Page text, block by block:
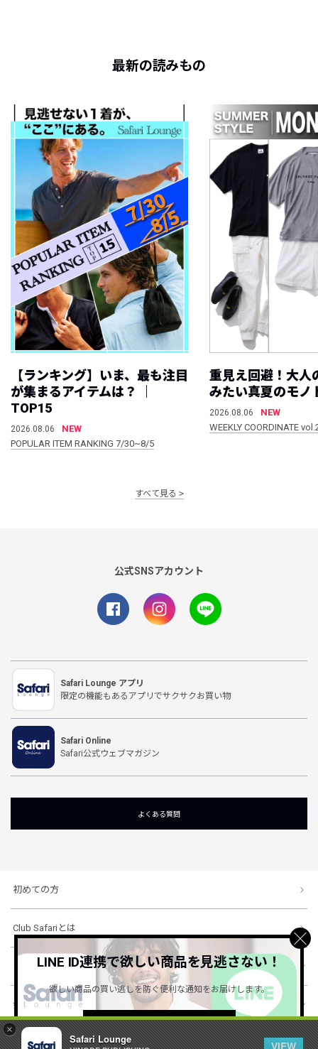
×
Safari Lounge
VIEW
最新の読みもの
【ランキング】いま、最も注目
が集まるアイテムは？ ｜
TOP15
2026.08.06
NEW
POPULAR ITEM RANKING 7/30~8/5
重見え回避！大人
みたい真夏のモノ
2026.08.06
NEW
WEEKLY COORDINATE
すべて見る
公式SNSアカウント
Safari Lounge アプリ
限定の機能もあるアプリでサクサクお買い物
Safari Online
Safari公式ウェブマガジン
よくある質問
初めての方
Club Safariとは
ショッピングガイド
会社概要・規約
LINE ID連携で欲しい商品を見逃さない！
欲しい商品の買い逃しを防ぐ便利な通知をお届けします。
詳しくはこちら ＞